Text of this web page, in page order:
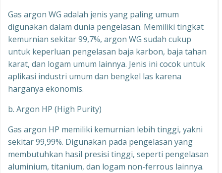
Gas argon WG adalah jenis yang paling umum
digunakan dalam dunia pengelasan. Memiliki tingkat
kemurnian sekitar 99,7%, argon WG sudah cukup
untuk keperluan pengelasan baja karbon, baja tahan
karat, dan logam umum lainnya. Jenis ini cocok untuk
aplikasi industri umum dan bengkel las karena
harganya ekonomis.
b. Argon HP (High Purity)
Gas argon HP memiliki kemurnian lebih tinggi, yakni
sekitar 99,99%. Digunakan pada pengelasan yang
membutuhkan hasil presisi tinggi, seperti pengelasan
aluminium, titanium, dan logam non-ferrous lainnya.